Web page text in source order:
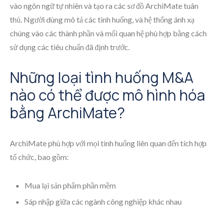
vào ngôn ngữ tự nhiên và tạo ra các sơ đồ ArchiMate tuân
thủ. Người dùng mô tả các tình huống, và hệ thống ánh xạ
chúng vào các thành phần và mối quan hệ phù hợp bằng cách
sử dụng các tiêu chuẩn đã định trước.
Những loại tình huống M&A
nào có thể được mô hình hóa
bằng ArchiMate?
ArchiMate phù hợp với mọi tình huống liên quan đến tích hợp
tổ chức, bao gồm:
Mua lại sản phẩm phần mềm
Sáp nhập giữa các ngành công nghiệp khác nhau